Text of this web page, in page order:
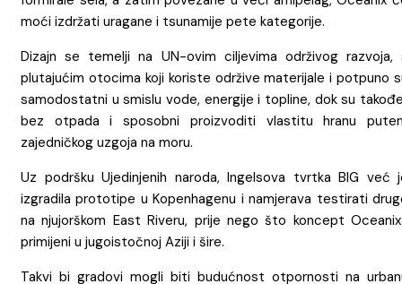
moći izdržati uragane i tsunamije pete kategorije.
Dizajn se temelji na UN-ovim ciljevima održivog razvoja,
plutajućim otocima koji koriste održive materijale i potpuno
samodostatni u smislu vode, energije i topline, dok su
bez otpada i sposobni proizvoditi vlastitu hranu
zajedničkog uzgoja na moru.
Uz podršku Ujedinjenih naroda, Ingelsova tvrtka BIG već
izgradila prototipe u Kopenhagenu i namjerava testirati
na njujorškom East Riveru, prije nego što koncept
primijeni u jugoistočnoj Aziji i šire.
Takvi bi gradovi mogli biti budućnost otpornosti na